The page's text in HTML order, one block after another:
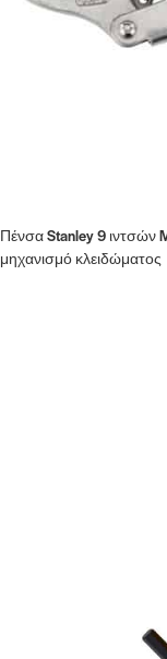
Πένσα Stanley 9 ιντσών
μηχανισμό κλειδώματος